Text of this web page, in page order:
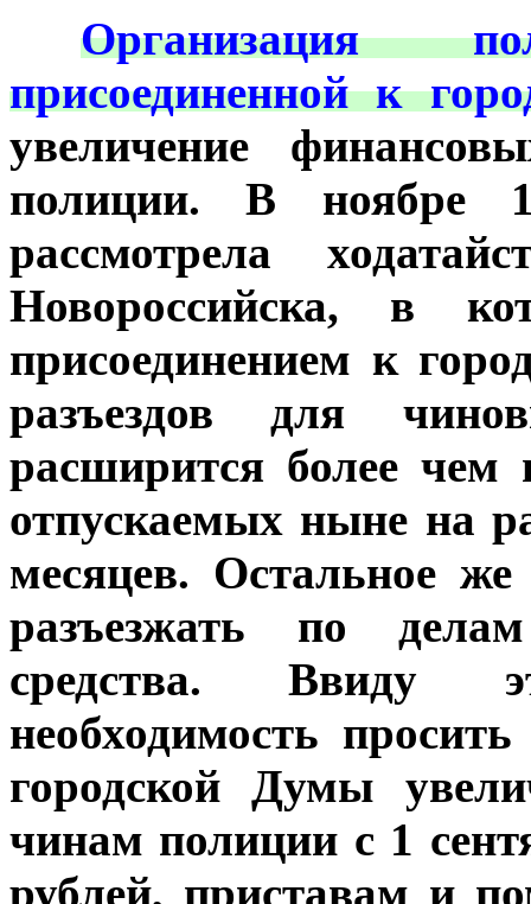
Организация
присоединенной к
увеличение
полиции. В ноябре
рассмотрела
Новороссийска, в
присоединением к
разъездов для
расширится более чем
отпускаемых ныне на
месяцев. Остальное
разъезжать по
средства. Ввиду
необходимость
городской Думы
чинам полиции с 1
рублей, приставам и